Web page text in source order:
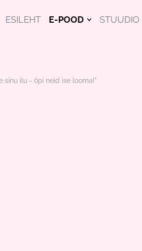
ESILEHT E-POOD STUUDIO
sinu ilu - õpi neid ise looma!"